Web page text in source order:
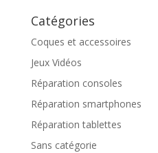
Catégories
Coques et accessoires
Jeux Vidéos
Réparation consoles
Réparation smartphones
Réparation tablettes
Sans catégorie